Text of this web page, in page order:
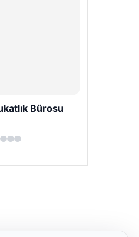
Bürosu